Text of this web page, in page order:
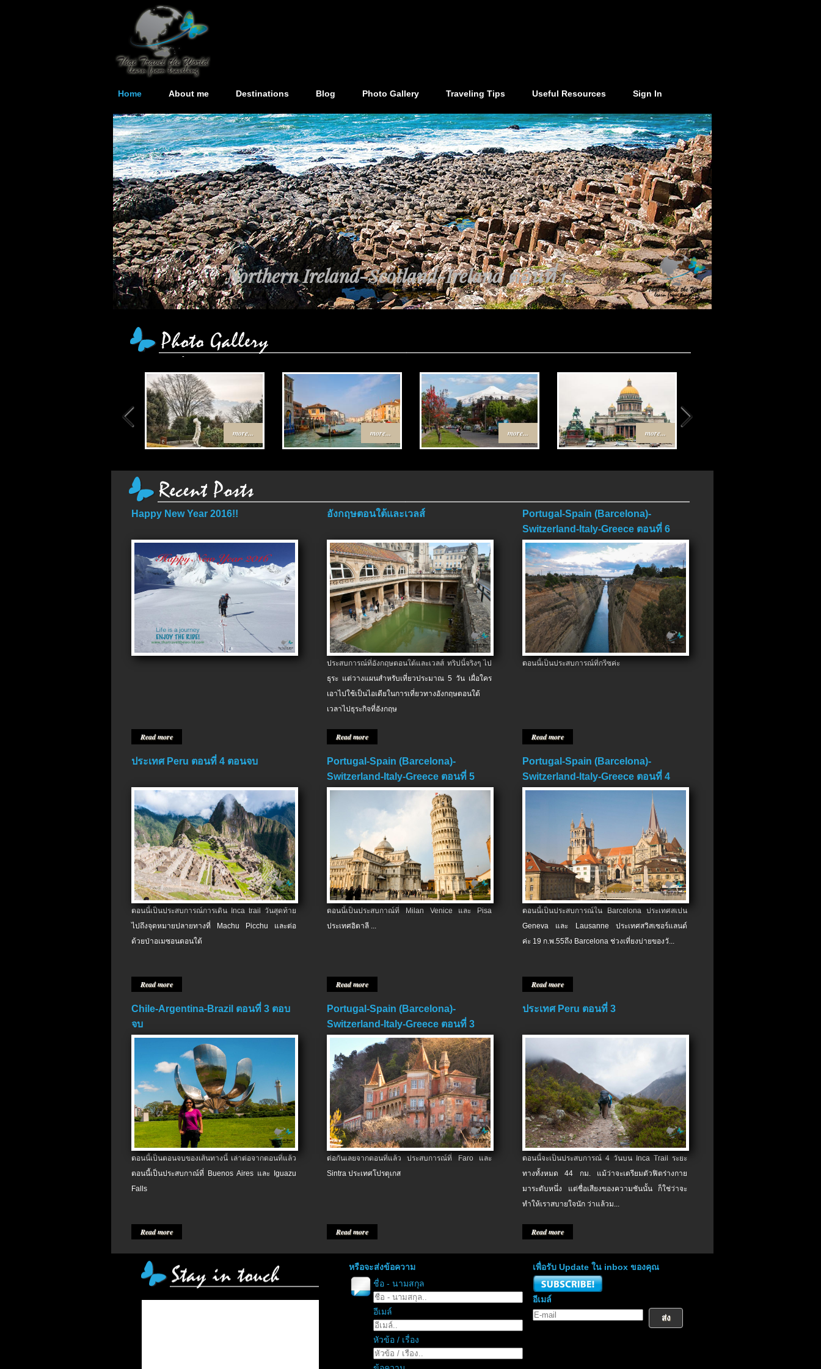
Home About me Destinations Blog Photo Gallery Traveling Tips Useful Resources Sign In
Northern Ireland-Scotland-Ireland ตอนที่ 1..
more... more... more... more...
Happy New Year 2016!!
Read more
อังกฤษตอนใต้และเวลส์
ประสบการณ์ที่อังกฤษตอนใต้และเวลส์ ทริปนี้จริงๆ ไป
ธุระ แต่วางแผนสำหรับเที่ยวประมาณ 5 วัน เผื่อใคร
เอาไปใช้เป็นไอเดียในการเที่ยวทางอังกฤษตอนใต้
เวลาไปธุระกิจที่อังกฤษ
Read more
Portugal-Spain (Barcelona)-
Switzerland-Italy-Greece ตอนที่ 6
ตอนจบ
ตอนนี้เป็นประสบการณ์ที่กรีซค่ะ
Read more
ประเทศ Peru ตอนที่ 4 ตอนจบ
ตอนนี้เป็นประสบการณ์การเดิน Inca trail วันสุดท้าย
ไปถึงจุดหมายปลายทางที่ Machu Picchu และต่อ
ด้วยป่าอเมซอนตอนใต้
Read more
Portugal-Spain (Barcelona)-
Switzerland-Italy-Greece ตอนที่ 5
ตอนนี้เป็นประสบกาณ์ที่ Milan Venice และ Pisa
ประเทศอิตาลี ...
Read more
Portugal-Spain (Barcelona)-
Switzerland-Italy-Greece ตอนที่ 4
ตอนนี้เป็นประสบการณ์ใน Barcelona ประเทศสเปน
Geneva และ Lausanne ประเทศสวิสเซอร์แลนด์
ค่ะ 19 ก.พ.​55ถึง Barcelona ช่วงเที่ยงบ่ายของวั...
Read more
Chile-Argentina-Brazil ตอนที่ 3 ตอบ
จบ
ตอนนี้เป็นตอนจบของเส้นทางนี้ เล่าต่อจากตอนที่แล้ว
ตอนนี้เป็นประสบกาณ์ที่ Buenos Aires และ Iguazu
Falls
Read more
Portugal-Spain (Barcelona)-
Switzerland-Italy-Greece ตอนที่ 3
ต่อกันเลยจากตอนที่แล้ว ประสบการณ์ที่ Faro และ
Sintra ประเทศโปรตุเกส
Read more
ประเทศ Peru ตอนที่ 3
ตอนนี้จะเป็นประสบการณ์ 4 วันบน Inca Trail ระยะ
ทางทั้งหมด 44 กม. แม้ว่าจะเตรียมตัวฟิตร่างกาย
มาระดับหนึ่ง แต่ชื่อเสียงของความชันนั้น ก็ใช่ว่าจะ
ทำให้เราสบายใจนัก ว่าแล้วม...
Read more
หรือจะส่งข้อความ
ชื่อ - นามสกุล
อีเมล์
หัวข้อ / เรื่อง
เพื่อรับ Update ใน inbox ของคุณ
อีเมล์
ส่ง